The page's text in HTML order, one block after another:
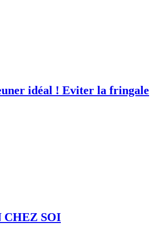
idéal ! Eviter la fringale
CHEZ SOI